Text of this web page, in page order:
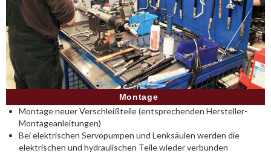
Montage
Montage neuer Verschleißteile (entsprechenden Hersteller-
Montageanleitungen)
Bei elektrischen Servopumpen und Lenksäulen werden die
elektrischen und hydraulischen Teile wieder verbunden